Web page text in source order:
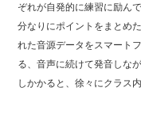
ぞれが自発的に練習に励ん
分なりにポイントをまとめ
れた音源データをスマート
る、音声に続けて発音しな
しかかると、徐々にクラス